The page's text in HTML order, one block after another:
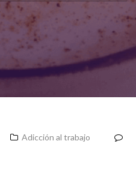
Adicción al trabajo